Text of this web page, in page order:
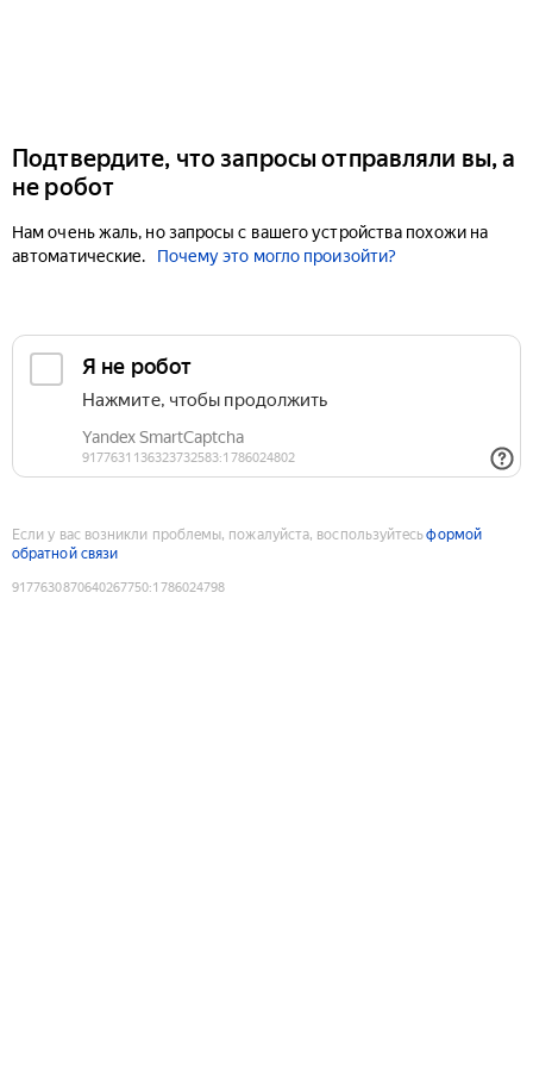
Подтвердите, что запросы отправляли вы, а
не робот
Нам очень жаль, но запросы с вашего устройства похожи на
автоматические.
Почему это могло произойти?
Если у вас возникли проблемы, пожалуйста, воспользуйтесьформой
обратной связи
9177630870640267750:1786024798